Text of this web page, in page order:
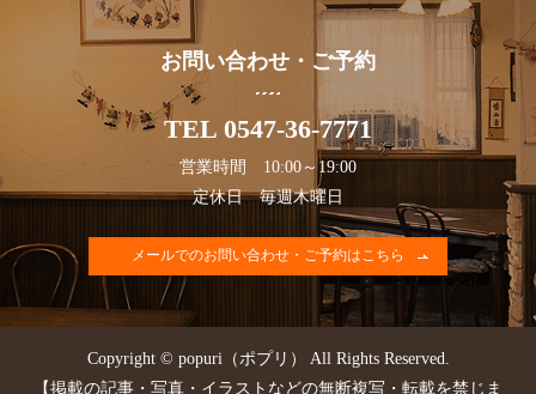
お問い合わせ・ご予約
TEL 0547-36-7771
営業時間 10:00～19:00
定休日 毎週木曜日
メールでのお問い合わせ・ご予約はこちら
Copyright © popuri（ポプリ） All Rights Reserved.
【掲載の記事・写真・イラストなどの無断複写・転載を禁じま